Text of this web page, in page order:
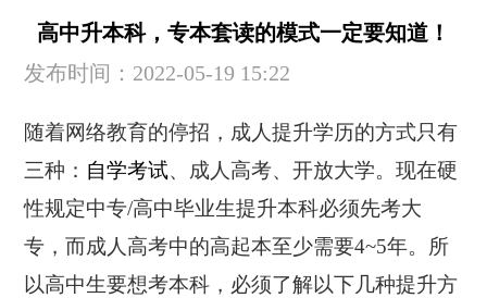
高中升本科，专本套读的模式一定要知道！
发布时间：2022-05-19 15:22
随着网络教育的停招，成人提升学历的方式只有
三种： 自学考试、成人高考、开放大学。现在硬
性规定中专/高中毕业生提升本科必须先考大
专，而成人高考中的高起本至少需要4~5年。所
以高中生要想考本科，必须了解以下几种提升方